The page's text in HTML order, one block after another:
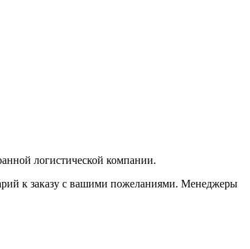
логистической компании.
к заказу с вашими пожеланиями. Менеджеры